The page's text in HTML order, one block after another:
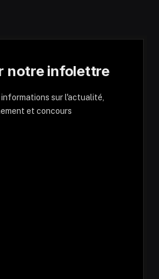
notre infolettre
informations sur l'actualité,
et concours